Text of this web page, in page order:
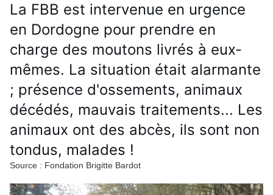
La FBB est intervenue en urgence
en Dordogne pour prendre en
charge des moutons livrés à eux-
mêmes. La situation était alarmante
; présence d'ossements, animaux
décédés, mauvais traitements... Les
animaux ont des abcès, ils sont non
tondus, malades !
Source : Fondation Brigitte Bardot